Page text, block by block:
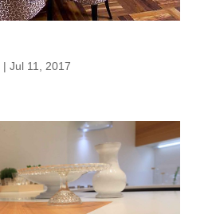
| Jul 11, 2017